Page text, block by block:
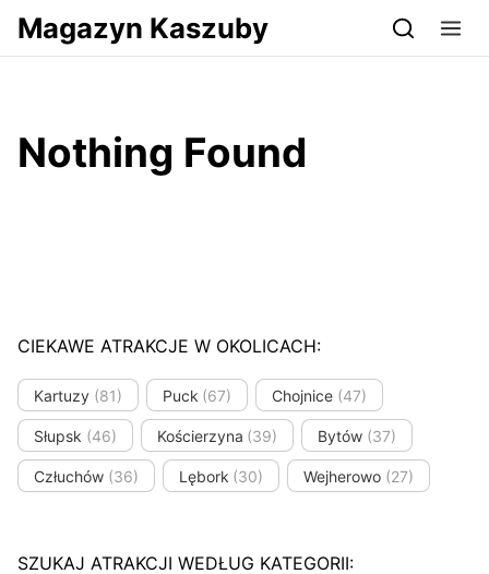
Przejdź do serwisu magazynkaszuby.pl
Magazyn Kaszuby
Nothing Found
CIEKAWE ATRAKCJE W OKOLICACH:
Kartuzy (81) Puck (67) Chojnice (47)
Słupsk (46) Kościerzyna (39) Bytów (37)
Człuchów (36) Lębork (30) Wejherowo (27)
SZUKAJ ATRAKCJI WEDŁUG KATEGORII: